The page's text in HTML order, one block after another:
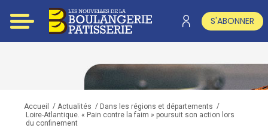
S'ABONNER
Accueil / Actualités / Dans les régions et départements /
Loire-Atlantique. « Pain contre la faim » poursuit son action lors
du confinement